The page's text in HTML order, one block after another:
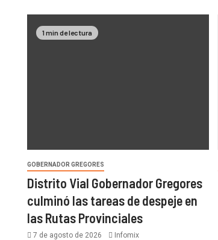
1 min de lectura
GOBERNADOR GREGORES
Distrito Vial Gobernador Gregores
culminó las tareas de despeje en
las Rutas Provinciales
7 de agosto de 2026 Infomix